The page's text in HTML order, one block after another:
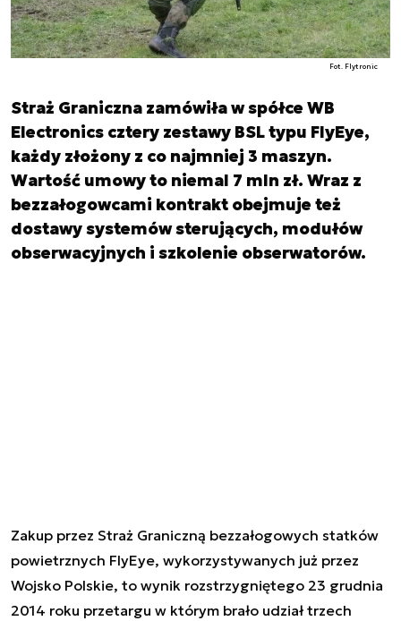
Fot. Flytronic
Straż Graniczna zamówiła w spółce WB
Electronics cztery zestawy BSL typu FlyEye,
każdy złożony z co najmniej 3 maszyn.
Wartość umowy to niemal 7 mln zł. Wraz z
bezzałogowcami kontrakt obejmuje też
dostawy systemów sterujących, modułów
obserwacyjnych i szkolenie obserwatorów.
Zakup przez Straż Graniczną bezzałogowych statków
powietrznych FlyEye, wykorzystywanych już przez
Wojsko Polskie, to wynik rozstrzygniętego 23 grudnia
2014 roku przetargu w którym brało udział trzech